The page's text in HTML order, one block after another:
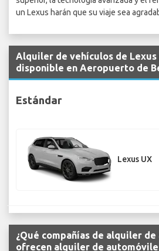
un Lexus harán que su viaje sea
Alquiler de vehículos de
disponible en Aeropuerto de
Estándar
Lexus UX
¿Qué compañías de alquiler
ofrecen alquiler de